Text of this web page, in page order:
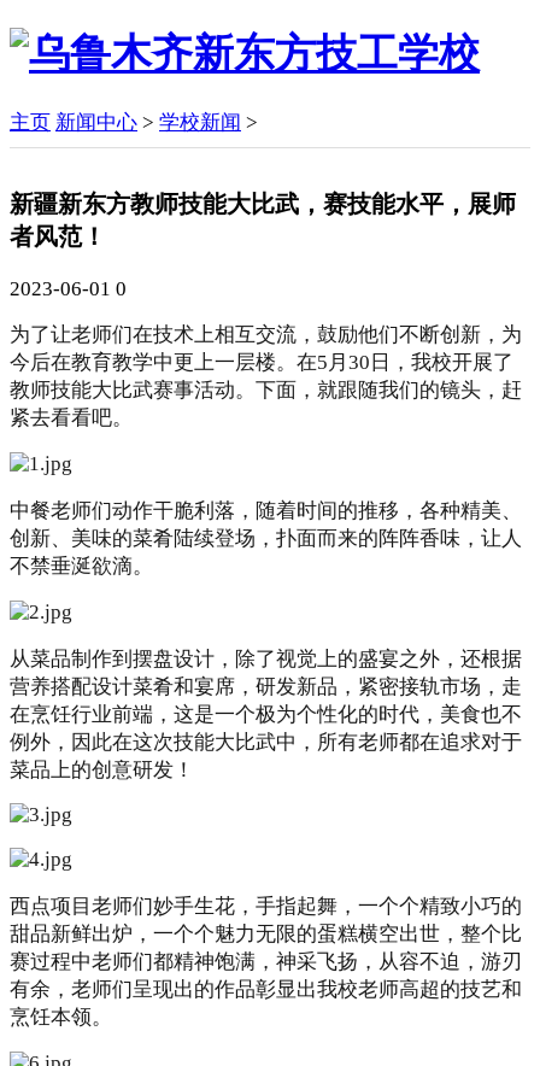
主页 新闻中心 > 学校新闻 >
新疆新东方教师技能大比武，赛技能水平，展师
者风范！
2023-06-01 0
为了让老师们在技术上相互交流，鼓励他们不断创新，为
今后在教育教学中更上一层楼。在5月30日，我校开展了
教师技能大比武赛事活动。下面，就跟随我们的镜头，赶
紧去看看吧。
中餐老师们动作干脆利落， 随着时间的推移，各种精美、
创新、美味的菜肴陆续登场，扑面而来的阵阵香味，让人
不禁垂涎欲滴。
从菜品制作到摆盘设计，除了视觉上的盛宴之外，还根据
营养搭配设计菜肴和宴席，研发新品，紧密接轨市场，走
在烹饪行业前端，这是一个极为个性化的时代，美食也不
例外，因此在这次技能大比武中，所有老师都在追求对于
菜品上的创意研发！
西点项目老师们妙手生花，手指起舞，一个个精致小巧的
甜品新鲜出炉，一个个魅力无限的蛋糕横空出世，整个比
赛过程中老师们都精神饱满，神采飞扬，从容不迫，游刃
有余，老师们呈现出的作品彰显出我校老师高超的技艺和
烹饪本领。